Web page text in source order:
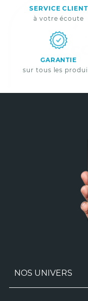
SERVICE CLIENT
à votre écoute
GARANTIE
sur tous les
NOS UNIVERS
Nouveautés
*A partir de